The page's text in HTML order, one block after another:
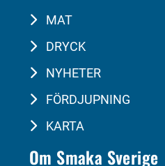
MAT
DRYCK
NYHETER
FÖRDJUPNING
KARTA
Om Smaka Sverige